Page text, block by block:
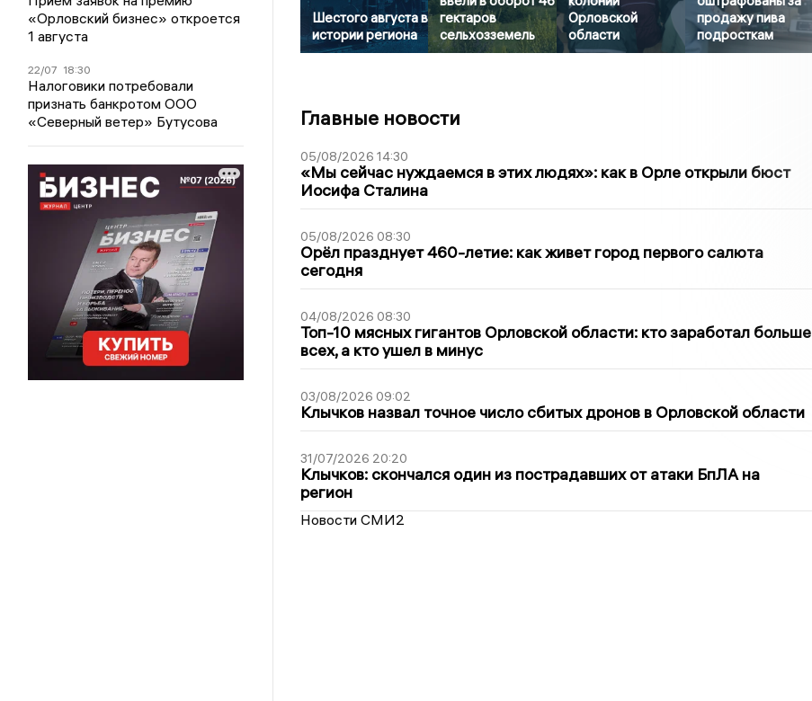
«Орловский бизнес» откроется
1 августа
22/07 18:30
Налоговики потребовали
признать банкротом ООО
«Северный ветер» Бутусова
Шестого августа в
истории региона
гектаров
сельхозземель
Орловской
области
продажу пива
подросткам
Главные новости
05/08/2026 14:30
«Мы сейчас нуждаемся в этих людях»: как в Орле открыли бюст
Иосифа Сталина
05/08/2026 08:30
Орёл празднует 460-летие: как живет город первого салюта
сегодня
04/08/2026 08:30
Топ-10 мясных гигантов Орловской области: кто заработал больше
всех, а кто ушел в минус
03/08/2026 09:02
Клычков назвал точное число сбитых дронов в Орловской области
31/07/2026 20:20
Клычков: скончался один из пострадавших от атаки БпЛА на
регион
Новости СМИ2